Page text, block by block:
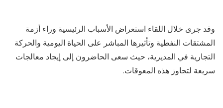
​وقد جرى خلال اللقاء استعراض الأسباب الرئيسية وراء أزمة
المشتقات النفطية وتأثيرها المباشر على الحياة اليومية والحركة
التجارية في المديرية، حيث سعى الحاضرون إلى إيجاد معالجات
سريعة لتجاوز هذه المعوقات.